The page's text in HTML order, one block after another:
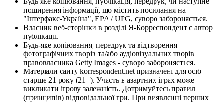
поширення інформації, що містить посилання на
"Інтерфакс-Україна", EPA / UPG, суворо забороняється.
Власник веб-сторінки в розділі Я-Корреспондент є автор
публікації.
Будь-яке копіювання, передрук та відтворення
фотографічних творів та/або аудіовізуальних творів
правовласника Getty Images - суворо забороняється.
Матеріали сайту korrespondent.net призначені для осіб
старше 21 року (21+). Участь в азартних іграх може
викликати ігрову залежність. Дотримуйтесь правил
(принципів) відповідальної гри. При виявленні перших